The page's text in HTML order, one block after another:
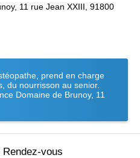
11 rue Jean XXIII, 91800
prend en charge
du nourrisson au senior.
Domaine de Brunoy, 11
Rendez-vous